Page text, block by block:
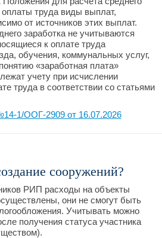
труда виды выплат,
от источников этих выплат.
заработка не учитываются
к оплате труда
обучения, коммунальных услуг,
«заработная плата»
учету при исчислении
труда в соответствии со статьями
1/ООГ-2909 от 16.07.2026
сооружений?
РИП расходы на объекты
они не смогут быть
Учитывать можно
получения статуса участника